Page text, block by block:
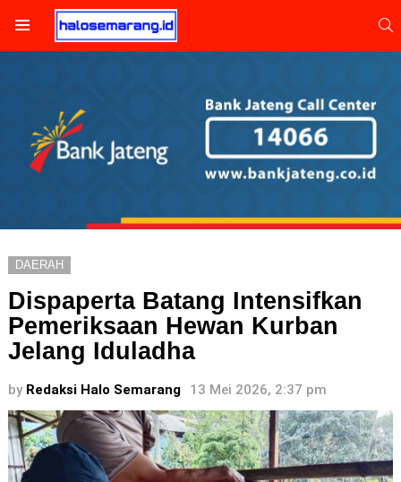
DAERAH
Dispaperta Batang Intensifkan
Pemeriksaan Hewan Kurban
Jelang Iduladha
by Redaksi Halo Semarang 13 Mei 2026, 2:37 pm